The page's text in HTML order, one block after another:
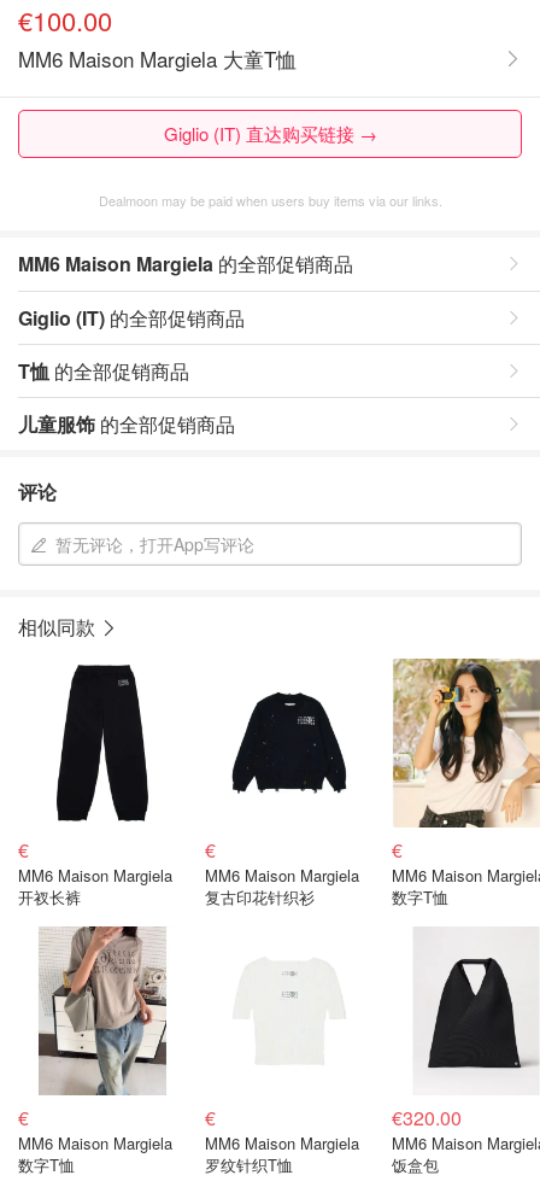
€100.00
MM6 Maison Margiela 大童T恤
Giglio (IT) 直达购买链接 →
Dealmoon may be paid when users buy items via our links.
MM6 Maison Margiela 的全部促销商品
Giglio (IT) 的全部促销商品
T恤 的全部促销商品
儿童服饰 的全部促销商品
评论
暂无评论，打开App写评论
相似同款
€
MM6 Maison Margiela
开衩长裤
€
MM6 Maison Margiela
复古印花针织衫
€
MM6 Maison
数字T恤
€
MM6 Maison Margiela
数字T恤
€
MM6 Maison Margiela
罗纹针织T恤
€320.00
MM6 Maison
饭盒包